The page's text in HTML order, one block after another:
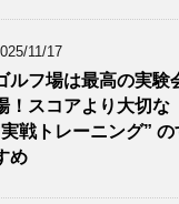
11/17
ルフ場は最高の実験
！スコアより大切な
実戦トレーニング” の
め